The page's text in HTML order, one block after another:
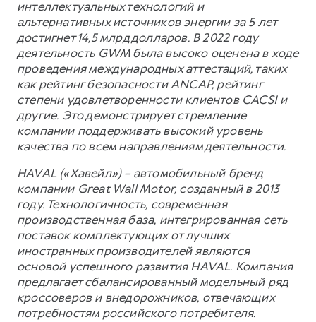
интеллектуальных технологий и
альтернативных источников энергии за 5 лет
достигнет 14,5 млрд долларов. В 2022 году
деятельность GWM была высоко оценена в ходе
проведения международных аттестаций, таких
как рейтинг безопасности ANCAP, рейтинг
степени удовлетворенности клиентов CACSI и
другие. Это демонстрирует стремление
компании поддерживать высокий уровень
качества по всем направлениям деятельности.
HAVAL («Хавейл») – автомобильный бренд
компании Great Wall Motor, созданный в 2013
году. Технологичность, современная
производственная база, интегрированная сеть
поставок комплектующих от лучших
иностранных производителей являются
основой успешного развития HAVAL. Компания
предлагает сбалансированный модельный ряд
кроссоверов и внедорожников, отвечающих
потребностям российского потребителя.